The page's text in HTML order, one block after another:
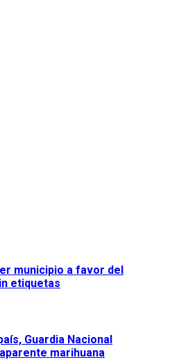
municipio a favor del
etiquetas
Guardia Nacional
marihuana